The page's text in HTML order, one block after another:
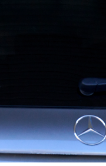
Lo último